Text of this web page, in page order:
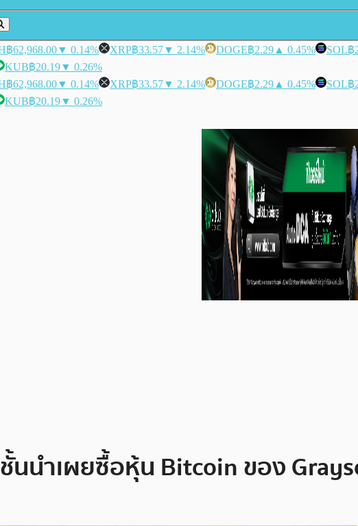
฿62,968.00▼ 0.14% XRP฿33.57▼ 2.14% DOGE฿2.29 ▲ 0.45% SOL฿
KUB฿20.19▼ 0.26%
฿62,968.00▼ 0.14% XRP฿33.57▼ 2.14% DOGE฿2.29 ▲ 0.45% SOL฿
KUB฿20.19▼ 0.26%
นำเผยซื้อหุ้น Bitcoin ของ